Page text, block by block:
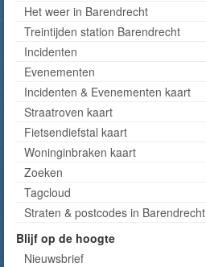
Het weer in Barendrecht
Treintijden station Barendrecht
Incidenten
Evenementen
Incidenten & Evenementen kaart
Straatroven kaart
Fietsendiefstal kaart
Woninginbraken kaart
Zoeken
Tagcloud
Straten & postcodes in Barendrecht
Blijf op de hoogte
Nieuwsbrief